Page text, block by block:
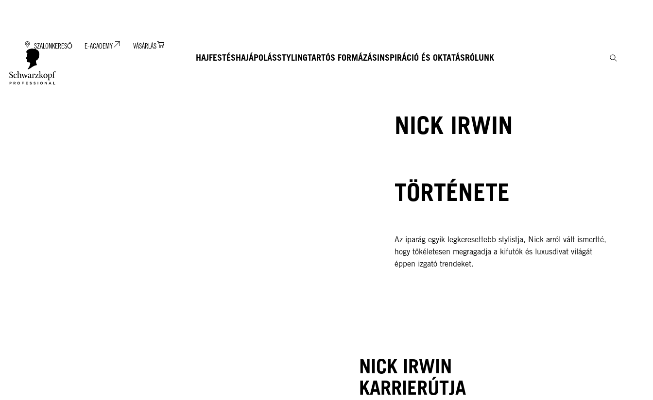
HAJFESTÉSHAJÁPOLÁSSTYLINGTARTÓS FORMÁZÁSINSPIRÁCIÓ ÉS OKTATÁSRÓLUNK
SZALONKERESŐ E-ACADEMY VÁSÁRLÁS
NICK IRWIN
TÖRTÉNETE
Az iparág egyik legkeresettebb stylistja, Nick arról vált ismertté,
hogy tökéletesen megragadja a kifutók és luxusdivat világát
éppen izgató trendeket.
NICK IRWIN
KARRIERÚTJA